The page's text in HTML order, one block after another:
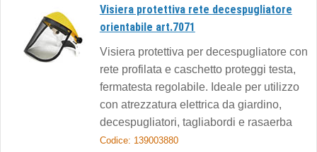
Visiera protettiva rete decespugliatore
orientabile art.7071
Visiera protettiva per decespugliatore con
rete profilata e caschetto proteggi testa,
fermatesta regolabile. Ideale per utilizzo
con atrezzatura elettrica da giardino,
decespugliatori, tagliabordi e rasaerba
Codice: 139003880